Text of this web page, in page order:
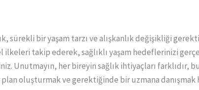
sürekli bir yaşam tarzı ve alışkanlık değişikliği
ilkeleri takip ederek, sağlıklı yaşam hedeflerinizi
Unutmayın, her bireyin sağlık ihtiyaçları farklıdır,
oluşturmak ve gerektiğinde bir uzmana danışmak